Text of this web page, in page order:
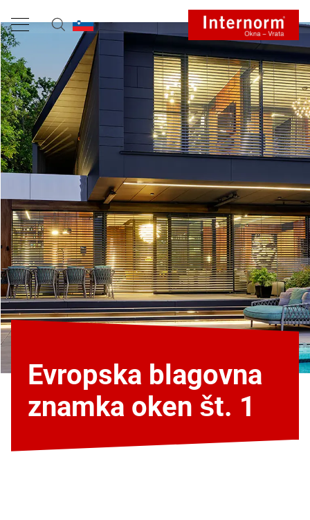
Evropska blagovna
znamka oken št. 1